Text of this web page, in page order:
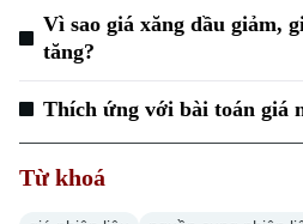
Chuyên mục
Vì sao giá xăng dầu giảm,
tăng?
Thích ứng với bài toán giá
Từ khoá